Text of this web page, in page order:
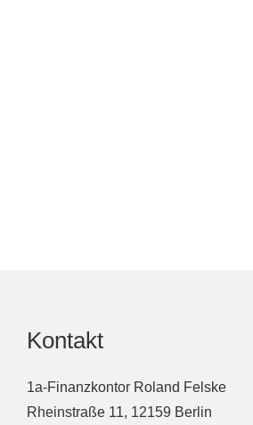
Kontakt
1a-Finanzkontor Roland Felske
Rheinstraße 11, 12159 Berlin